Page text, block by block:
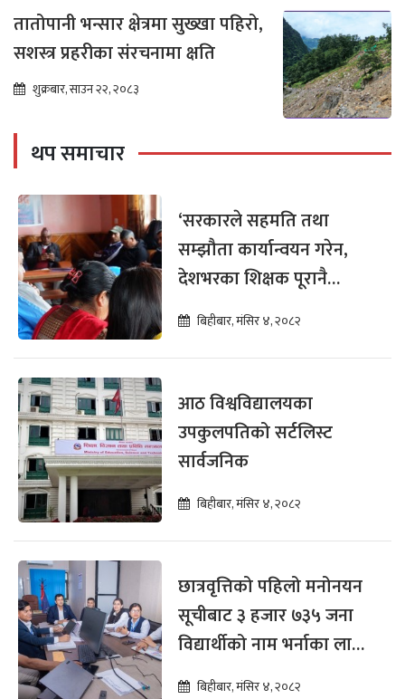
तातोपानी भन्सार क्षेत्रमा सुख्खा पहिरो,
सशस्त्र प्रहरीका संरचनामा क्षति
शुक्रबार, साउन २२, २०८३
थप समाचार
‘सरकारले सहमति तथा
सम्झौता कार्यान्वयन गरेन,
देशभरका शिक्षक पूरानै
समस्यामा छन्’
बिहीबार, मंसिर ४, २०८२
आठ विश्वविद्यालयका
उपकुलपतिको सर्टलिस्ट
सार्वजनिक
बिहीबार, मंसिर ४, २०८२
छात्रवृत्तिको पहिलो मनोनयन
सूचीबाट ३ हजार ७३५ जना
विद्यार्थीको नाम भर्नाका लागि
सिफारिस
बिहीबार, मंसिर ४, २०८२